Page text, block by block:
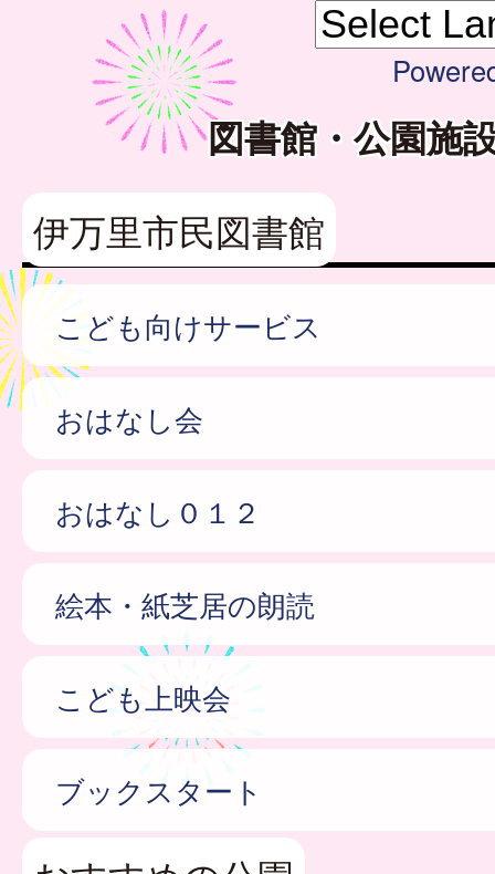
図書館・公園施
伊万里市民図書館
こども向けサービス
おはなし会
おはなし０１２
絵本・紙芝居の朗読
こども上映会
ブックスタート